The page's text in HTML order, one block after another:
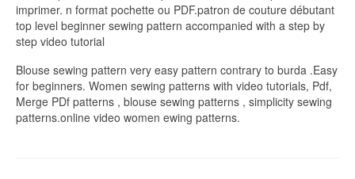
imprimer. n format pochette ou PDF.patron de couture débutant
top level beginner sewing pattern accompanied with a step by
step video tutorial
Blouse sewing pattern very easy pattern contrary to burda .Easy
for beginners. Women sewing patterns with video tutorials, Pdf,
Merge PDf patterns , blouse sewing patterns , simplicity sewing
patterns.online video women ewing patterns.